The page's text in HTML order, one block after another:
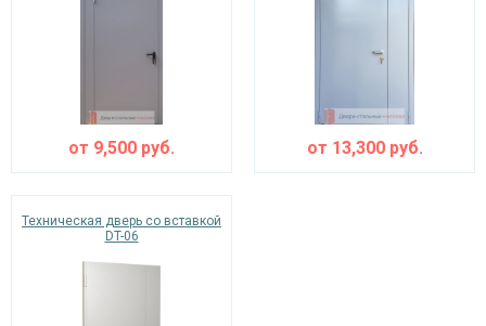
от 9,500 руб. от 13,300руб.
Техническая дверь со вставкой
DT-06